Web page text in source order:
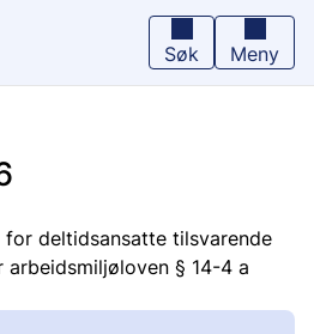
Søk Meny
deltidsansatte tilsvarende
§ 14-4 a